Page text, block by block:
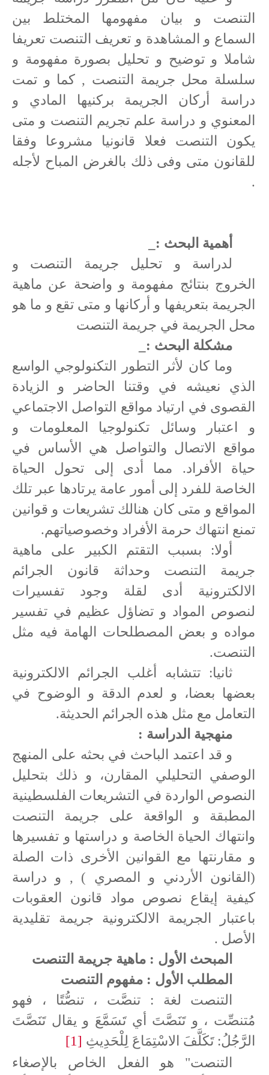
التنصت و بيان مفهومها المختلط بين
السماع و المشاهدة و تعريف التنصت تعريفا
شاملا و توضيح و تحليل بصورة مفهومة و
سلسلة محل جريمة التنصت , كما و تمت
دراسة أركان الجريمة بركنيها المادي و
المعنوي و دراسة علم تجريم التنصت و متى
يكون التنصت فعلا قانونيا مشروعا وفقا
للقانون متى وفى ذلك بالغرض المباح لأجله
.
أهمية البحث :_
لدراسة و تحليل جريمة التنصت و
الخروج بنتائج مفهومة و واضحة عن ماهية
الجريمة بتعريفها و أركانها و متى تقع و ما هو
محل الجريمة في جريمة التنصت
مشكلة البحث :_
وما كان لأثر التطور التكنولوجي الواسع
الذي نعيشه في وقتنا الحاضر و الزيادة
القصوى في ارتياد مواقع التواصل الاجتماعي
و اعتبار وسائل تكنولوجيا المعلومات و
مواقع الاتصال والتواصل هي الأساس في
حياة الأفراد. مما أدى إلى تحول الحياة
الخاصة للفرد إلى أمور عامة يرتادها عبر تلك
المواقع و متى كان هنالك تشريعات و قوانين
تمنع انتهاك حرمة الأفراد وخصوصياتهم.
أولا: بسبب التقتم الكبير على ماهية
جريمة التنصت وحداثة قانون الجرائم
الالكترونية أدى لقلة وجود تفسيرات
لنصوص المواد و تضاؤل عظيم في تفسير
مواده و بعض المصطلحات الهامة فيه مثل
التنصت.
ثانيا: تتشابه أغلب الجرائم الالكترونية
بعضها بعضا، و لعدم الدقة و الوضوح في
التعامل مع مثل هذه الجرائم الحديثة.
منهجية الدراسة :
و قد اعتمد الباحث في بحثه على المنهج
الوصفي التحليلي المقارن، و ذلك بتحليل
النصوص الواردة في التشريعات الفلسطينية
المطبقة و الواقعة على جريمة التنصت
وانتهاك الحياة الخاصة و دراستها و تفسيرها
و مقارنتها مع القوانين الأخرى ذات الصلة
(القانون الأردني و المصري ) , و دراسة
كيفية إيقاع نصوص مواد قانون العقوبات
باعتبار الجريمة الالكترونية جريمة تقليدية
الأصل .
المبحث الأول : ماهية جريمة التنصت
المطلب الأول : مفهوم التنصت
التنصت لغة : تنصَّت ، تنصُّتًا ، فهو
مُتنصِّت ، و تَنَصَّتَ أي تَسَمَّعَ و يقال تَنَصَّتَ
الرَّجُلُ: تَكَلَّفَ الاسْتِمَاعَ لِلْحَدِيثِ [1]
التنصت" هو الفعل الخاص بالإصغاء